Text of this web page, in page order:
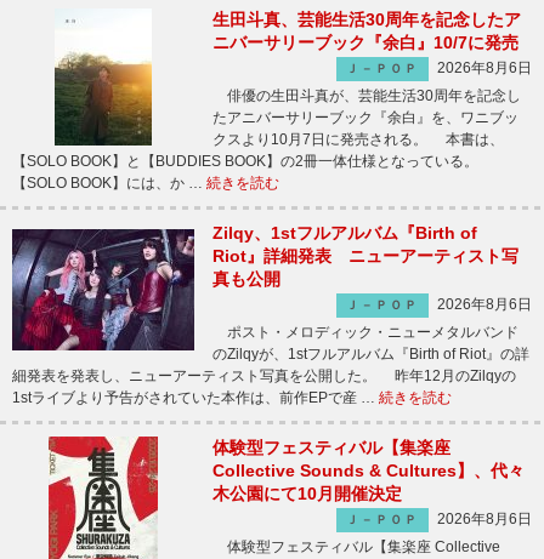
生田斗真、芸能生活30周年を記念したア
ニバーサリーブック『余白』10/7に発売
Ｊ－ＰＯＰ
2026年8月6日
俳優の生田斗真が、芸能生活30周年を記念し
たアニバーサリーブック『余白』を、ワニブッ
クスより10月7日に発売される。 本書は、
【SOLO BOOK】と【BUDDIES BOOK】の2冊一体仕様となっている。
【SOLO BOOK】には、か … 続きを読む
Zilqy、1stフルアルバム『Birth of
Riot』詳細発表 ニューアーティスト写
真も公開
Ｊ－ＰＯＰ
2026年8月6日
ポスト・メロディック・ニューメタルバンド
のZilqyが、1stフルアルバム『Birth of Riot』の詳
細発表を発表し、ニューアーティスト写真を公開した。 昨年12月のZilqyの
1stライブより予告がされていた本作は、前作EPで産 … 続きを読む
体験型フェスティバル【集楽座
Collective Sounds & Cultures】、代々
木公園にて10月開催決定
Ｊ－ＰＯＰ
2026年8月6日
体験型フェスティバル【集楽座 Collective